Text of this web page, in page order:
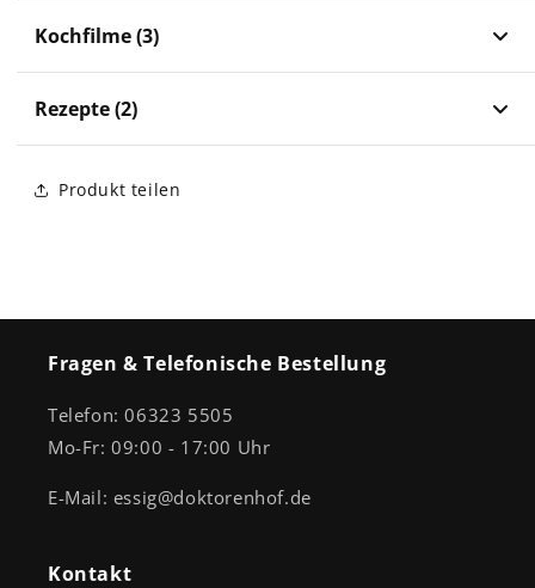
Kochfilme (3)
Rezepte (2)
Produkt teilen
Fragen & Telefonische Bestellung
Telefon: 06323 5505
Mo-Fr: 09:00 - 17:00 Uhr
E-Mail: essig@doktorenhof.de
Kontakt